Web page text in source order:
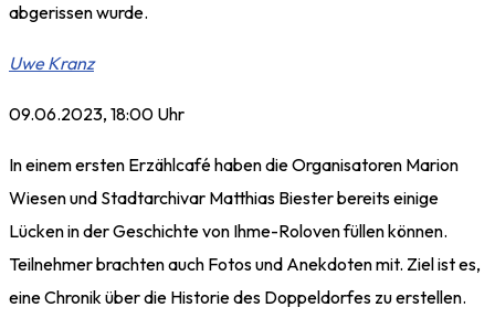
abgerissen wurde.
Uwe Kranz
09.06.2023, 18:00 Uhr
In einem ersten Erzählcafé haben die Organisatoren Marion
Wiesen und Stadtarchivar Matthias Biester bereits einige
Lücken in der Geschichte von Ihme-Roloven füllen können.
Teilnehmer brachten auch Fotos und Anekdoten mit. Ziel ist es,
eine Chronik über die Historie des Doppeldorfes zu erstellen.